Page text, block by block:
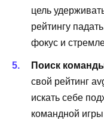
цель
рейтингу
фокус и
Поиск
свой рейтинг
искать себе
командной